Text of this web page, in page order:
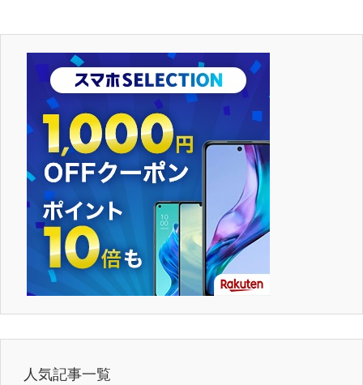
人気記事一覧